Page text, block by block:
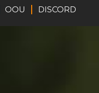
OOU DISCORD